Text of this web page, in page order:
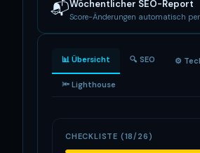
📬Wöchentlicher SEO-Report
Score-Änderungen automatisch
📊 Übersicht 🔍 SEO ⚙️
🔦 Lighthouse
CHECKLISTE (18/26)